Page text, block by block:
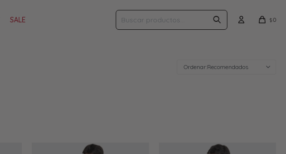
SALE $0
Recomendados